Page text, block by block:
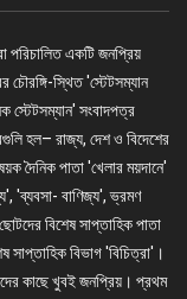
পরিচালিত একটি জনপ্রিয়
চৌরঙ্গি-স্থিত 'স্টেটসম্যান
স্টেটসম্যান' সংবাদপত্র
হল– রাজ্য, দেশ ও বিদেশের
দৈনিক পাতা 'খেলার ময়দানে'
'ব্যবসা- বাণিজ্য', ভ্রমণ
বিশেষ সাপ্তাহিক পাতা
সাপ্তাহিক বিভাগ 'বিচিত্রা'।
কাছে খুবই জনপ্রিয়। প্রথম